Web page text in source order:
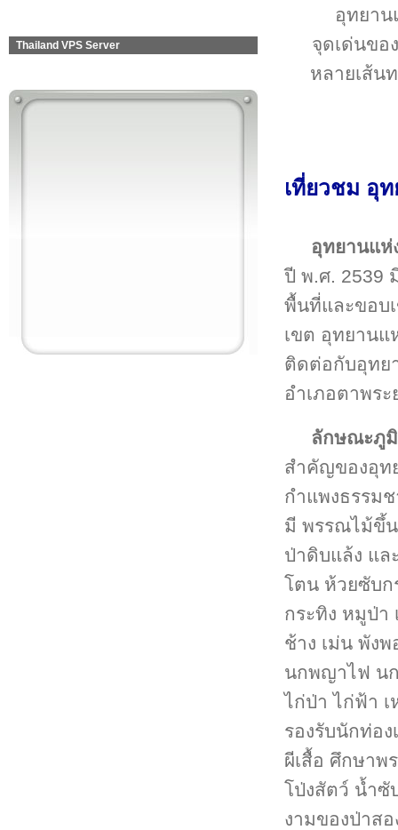
Thailand VPS Server
อุทยาน
จุดเด่นขอ
หลายเส้น
เที่ยวชม อุ
อุทยานแห่
ปี พ.ศ. 2539
พื้นที่และขอบ
เขต อุทยานแ
ติดต่อกับอุทย
อำเภอตาพร
ลักษณะภูมิ
สำคัญของอุท
กำแพงธรรม
มี พรรณไม้ขึ้
ป่าดิบแล้ง แล
โตน ห้วยซับก
กระทิง หมูป่า
ช้าง เม่น พัง
นกพญาไฟ น
ไก่ป่า ไก่ฟ้า
รองรับนักท่อ
ผีเสื้อ ศึกษาพ
โป่งสัตว์ น้ำซั
งามของป่าส